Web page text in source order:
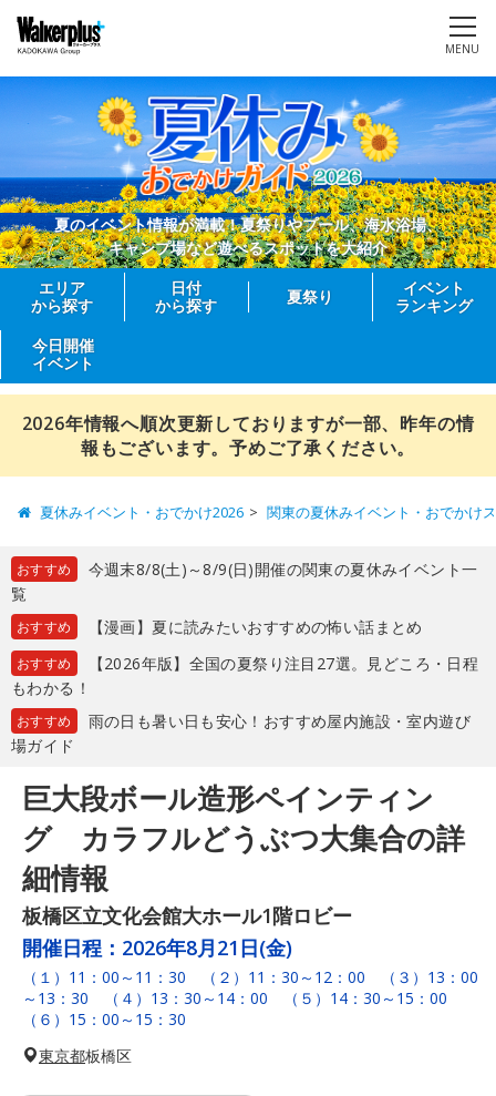
MENU
夏のイベント情報が満載！夏祭りやプール、海水浴場、
キャンプ場など遊べるスポットを大紹介
エリア
から探す
日付
から探す
夏祭り
イベント
ランキング
今日開催
イベント
2026年情報へ順次更新しておりますが一部、昨年の情
報もございます。予めご了承ください。
夏休みイベント・おでかけ2026 関東の夏休みイベント・おでかけ
おすすめ
今週末8/8(土)～8/9(日)開催の関東の夏休みイベント一
覧
おすすめ 【漫画】夏に読みたいおすすめの怖い話まとめ
おすすめ
【2026年版】全国の夏祭り注目27選。見どころ・日程
もわかる！
おすすめ
雨の日も暑い日も安心！おすすめ屋内施設・室内遊び
場ガイド
巨大段ボール造形ペインティン
グ カラフルどうぶつ大集合の詳
細情報
板橋区立文化会館大ホール1階ロビー
開催日程： 2026年8月21日(金)
（１）11：00～11：30 （２）11：30～12：00 （３）13：00
～13：30 （４）13：30～14：00 （５）14：30～15：00
（６）15：00～15：30
東京都板橋区